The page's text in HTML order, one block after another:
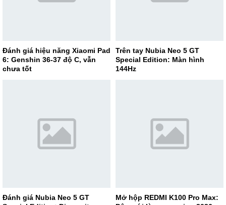
Đánh giá hiệu năng Xiaomi Pad
6: Genshin 36-37 độ C, vẫn
chưa tốt
Trên tay Nubia Neo 5 GT
Special Edition: Màn hình
144Hz
Đánh giá Nubia Neo 5 GT
Mở hộp REDMI K100 Pro Max: